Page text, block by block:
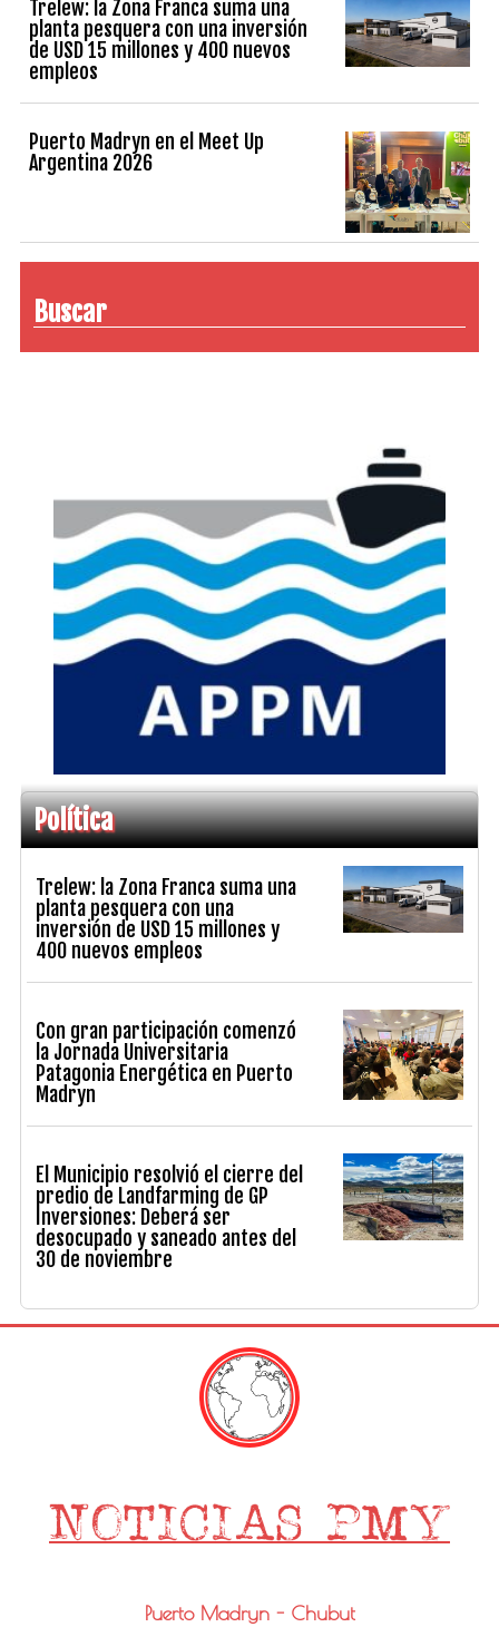
Trelew: la Zona Franca suma una
planta pesquera con una inversión
de USD 15 millones y 400 nuevos
empleos
Puerto Madryn en el Meet Up
Argentina 2026
Buscar
Política
Trelew: la Zona Franca suma una
planta pesquera con una
inversión de USD 15 millones y
400 nuevos empleos
Con gran participación comenzó
la Jornada Universitaria
Patagonia Energética en Puerto
Madryn
El Municipio resolvió el cierre del
predio de Landfarming de GP
Inversiones: Deberá ser
desocupado y saneado antes del
30 de noviembre
Puerto Madryn - Chubut